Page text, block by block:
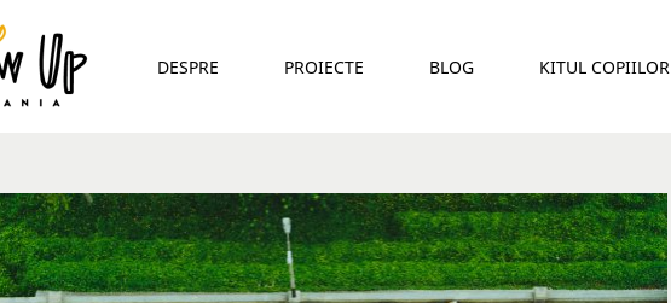
DESPRE PROIECTE BLOG KITUL COPIILOR